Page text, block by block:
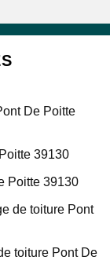
De Poitte
39130
Poitte 39130
de toiture Pont
toiture Pont De